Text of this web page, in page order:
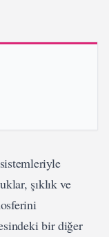
sistemleriyle
şıklık ve
bir diğer